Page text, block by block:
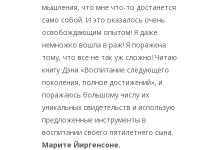
мышления, что мне что-то достанется
само собой. И это оказалось очень
освобождающим опытом! Я даже
немножко вошла в раж! Я поражена
тому, что все не так уж сложно! Читаю
книгу Дэни «Воспитание следующего
поколения, полное достижений», и
поражаюсь большому числу их
уникальных свидетельств и использую
предложенные инструменты в
воспитании своего пятилетнего сына.
Марите Йиргенсоне.